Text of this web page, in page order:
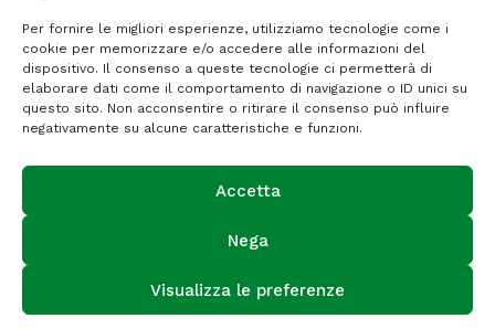
Per fornire le migliori esperienze, utilizziamo tecnologie come i
cookie per memorizzare e/o accedere alle informazioni del
dispositivo. Il consenso a queste tecnologie ci permetterà di
elaborare dati come il comportamento di navigazione o ID unici su
questo sito. Non acconsentire o ritirare il consenso può influire
negativamente su alcune caratteristiche e funzioni.
Accetta
Nega
Visualizza le preferenze
Servizio Consumatori
servizio.consumatori@sphere.eu
COOKIE POLICY